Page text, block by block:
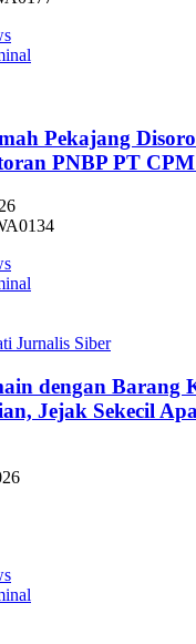
Pekajang
PNBP PT
Jurnalis Siber
dengan Barang
Jejak Sekecil